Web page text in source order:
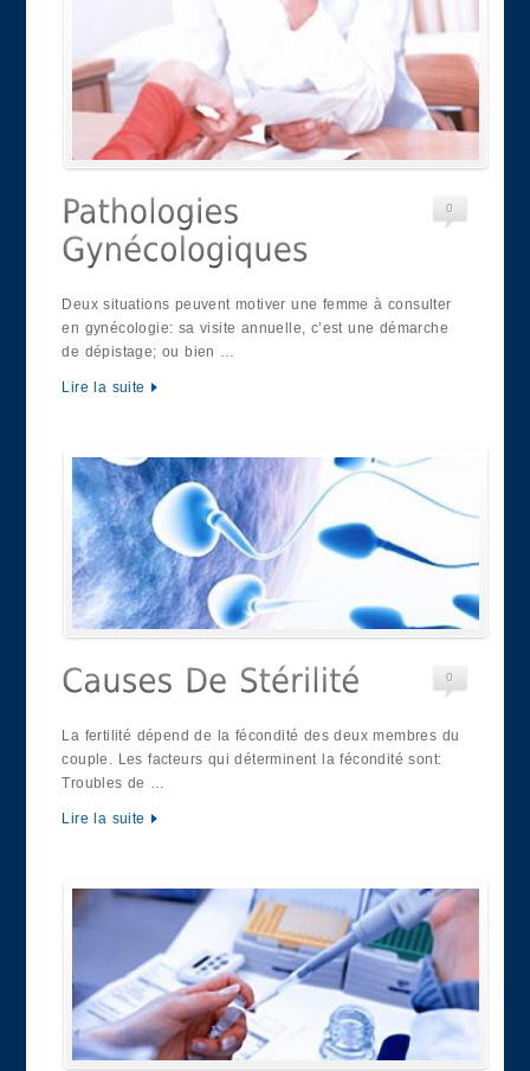
0
Deux situations peuvent motiver une femme à consulter
en gynécologie: sa visite annuelle, c’est une démarche
de dépistage; ou bien …
Lire la suite
0
La fertilité dépend de la fécondité des deux membres du
couple. Les facteurs qui déterminent la fécondité sont:
Troubles de …
Lire la suite